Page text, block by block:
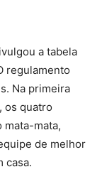
a tabela
regulamento
Na primeira
os quatro
mata-mata,
de melhor
casa.